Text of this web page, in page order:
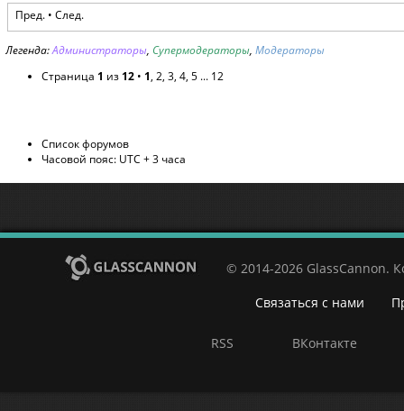
Пред. • След.
Легенда:Администраторы, Супермодераторы, Модераторы
Страница 1 из 12 • 1, 2, 3, 4, 5 ... 12
Список форумов
Часовой пояс: UTC + 3 часа
© 2014-2026 GlassCannon.
Связаться с нами
RSS ВКонтакте